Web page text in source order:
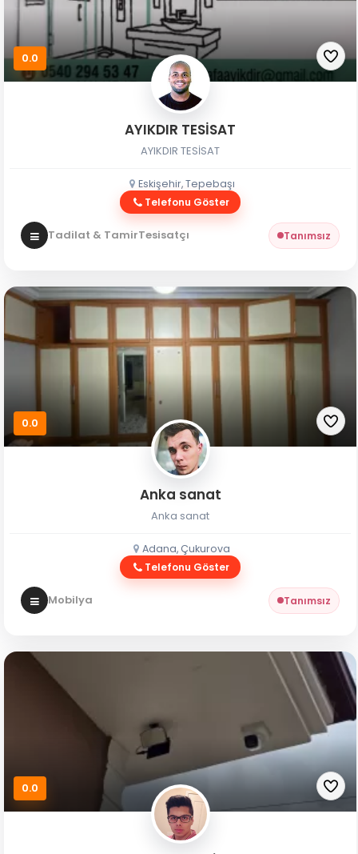
0.0
AYIKDIR TESİSAT
AYIKDIR TESİSAT
Eskişehir, Tepebaşı
Telefonu Göster
Tadilat & TamirTesisatçı Tanımsız
0.0
Anka sanat
Anka sanat
Adana, Çukurova
Telefonu Göster
Mobilya Tanımsız
0.0